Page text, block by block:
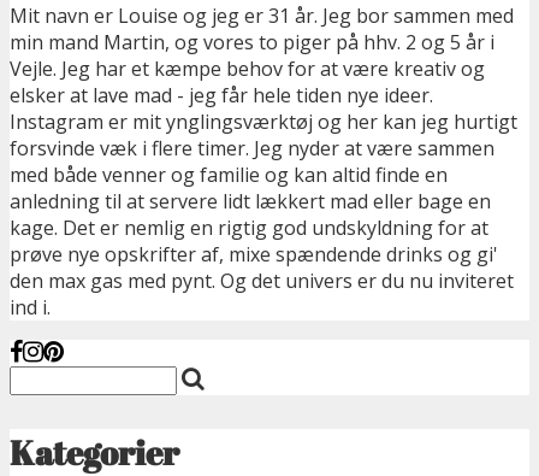
Mit navn er Louise og jeg er 31 år. Jeg bor sammen med
min mand Martin, og vores to piger på hhv. 2 og 5 år i
Vejle. Jeg har et kæmpe behov for at være kreativ og
elsker at lave mad - jeg får hele tiden nye ideer.
Instagram er mit ynglingsværktøj og her kan jeg hurtigt
forsvinde væk i flere timer. Jeg nyder at være sammen
med både venner og familie og kan altid finde en
anledning til at servere lidt lækkert mad eller bage en
kage. Det er nemlig en rigtig god undskyldning for at
prøve nye opskrifter af, mixe spændende drinks og gi'
den max gas med pynt. Og det univers er du nu inviteret
ind i.
Kategorier